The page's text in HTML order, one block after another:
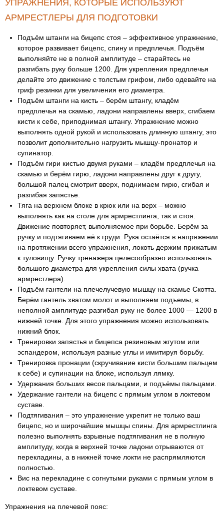
УПРАЖНЕНИЯ, КОТОРЫЕ ИСПОЛЬЗУЮТ
АРМРЕСТЛЕРЫ ДЛЯ ПОДГОТОВКИ
Подъём штанги на бицепс стоя – эффективное упражнение,
которое развивает бицепс, спину и предплечья. Подъём
выполняйте не в полной амплитуде – старайтесь не
разгибать руку больше 1200. Для укрепления предплечья
делайте это движение с толстым грифом, либо одевайте на
гриф резинки для увеличения его диаметра.
Подъём штанги на кисть – берём штангу, кладём
предплечья на скамью, ладони направлены вверх, сгибаем
кисти к себе, приподнимая штангу. Упражнение можно
выполнять одной рукой и использовать длинную штангу, это
позволит дополнительно нагрузить мышцу-пронатор и
супинатор.
Подъём гири кистью двумя руками – кладём предплечья на
скамью и берём гирю, ладони направлены друг к другу,
большой палец смотрит вверх, поднимаем гирю, сгибая и
разгибая запястье.
Тяга на верхнем блоке в крюк или на верх – можно
выполнять как на столе для армрестлинга, так и стоя.
Движение повторяет, выполняемое при борьбе. Берём за
ручку и подтягиваем её к груди. Рука остаётся в напряжении
на протяжении всего упражнения, локоть держим прижатым
к туловищу. Ручку тренажера целесообразно использовать
большого диаметра для укрепления силы хвата (ручка
армрестлера).
Подъём гантели на плечелучевую мышцу на скамье Скотта.
Берём гантель хватом молот и выполняем подъемы, в
неполной амплитуде разгибая руку не более 1000 — 1200 в
нижней точке. Для этого упражнения можно использовать
нижний блок.
Тренировки запястья и бицепса резиновым жгутом или
эспандером, используя разные углы и имитируя борьбу.
Тренировка пронации (скручивание кисти большим пальцем
к себе) и супинации на блоке, используя лямку.
Удержания больших весов пальцами, и подъёмы пальцами.
Удержание гантели на бицепс с прямым углом в локтевом
суставе.
Подтягивания – это упражнение укрепит не только ваш
бицепс, но и широчайшие мышцы спины. Для армрестлинга
полезно выполнять взрывные подтягивания не в полную
амплитуду, когда в верхней точке ладони отрываются от
перекладины, а в нижней точке локти не распрямляются
полностью.
Вис на перекладине с согнутыми руками с прямым углом в
локтевом суставе.
Упражнения на плечевой пояс: